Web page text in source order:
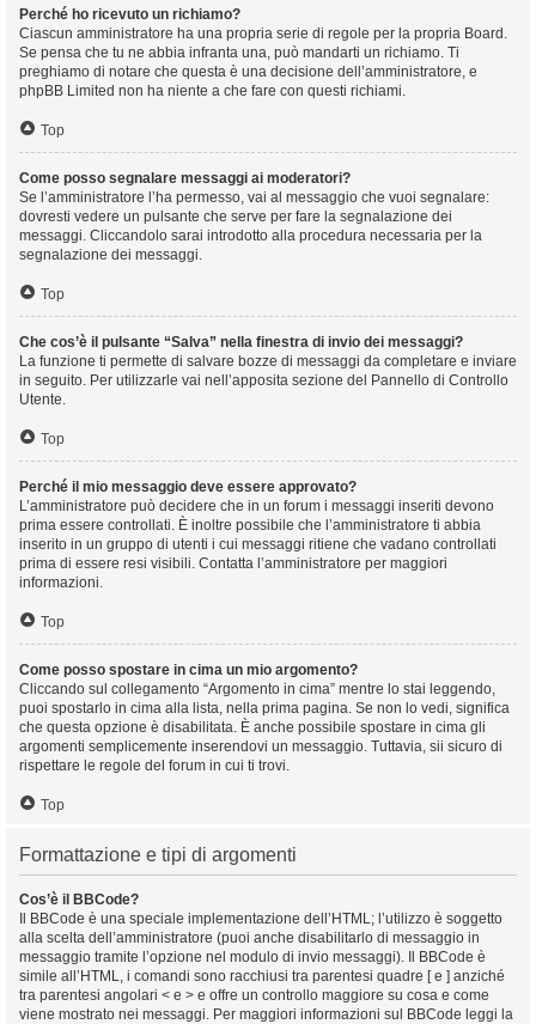
Perché ho ricevuto un richiamo?
Ciascun amministratore ha una propria serie di regole per la propria Board.
Se pensa che tu ne abbia infranta una, può mandarti un richiamo. Ti
preghiamo di notare che questa è una decisione dell’amministratore, e
phpBB Limited non ha niente a che fare con questi richiami.
Top
Come posso segnalare messaggi ai moderatori?
Se l’amministratore l’ha permesso, vai al messaggio che vuoi segnalare:
dovresti vedere un pulsante che serve per fare la segnalazione dei
messaggi. Cliccandolo sarai introdotto alla procedura necessaria per la
segnalazione dei messaggi.
Top
Che cos’è il pulsante “Salva” nella finestra di invio dei messaggi?
La funzione ti permette di salvare bozze di messaggi da completare e inviare
in seguito. Per utilizzarle vai nell’apposita sezione del Pannello di Controllo
Utente.
Top
Perché il mio messaggio deve essere approvato?
L’amministratore può decidere che in un forum i messaggi inseriti devono
prima essere controllati. È inoltre possibile che l’amministratore ti abbia
inserito in un gruppo di utenti i cui messaggi ritiene che vadano controllati
prima di essere resi visibili. Contatta l’amministratore per maggiori
informazioni.
Top
Come posso spostare in cima un mio argomento?
Cliccando sul collegamento “Argomento in cima” mentre lo stai leggendo,
puoi spostarlo in cima alla lista, nella prima pagina. Se non lo vedi, significa
che questa opzione è disabilitata. È anche possibile spostare in cima gli
argomenti semplicemente inserendovi un messaggio. Tuttavia, sii sicuro di
rispettare le regole del forum in cui ti trovi.
Top
Formattazione e tipi di argomenti
Cos’è il BBCode?
Il BBCode è una speciale implementazione dell’HTML; l’utilizzo è soggetto
alla scelta dell’amministratore (puoi anche disabilitarlo di messaggio in
messaggio tramite l’opzione nel modulo di invio messaggi). Il BBCode è
simile all’HTML, i comandi sono racchiusi tra parentesi quadre [ e ] anziché
tra parentesi angolari < e > e offre un controllo maggiore su cosa e come
viene mostrato nei messaggi. Per maggiori informazioni sul BBCode leggi la